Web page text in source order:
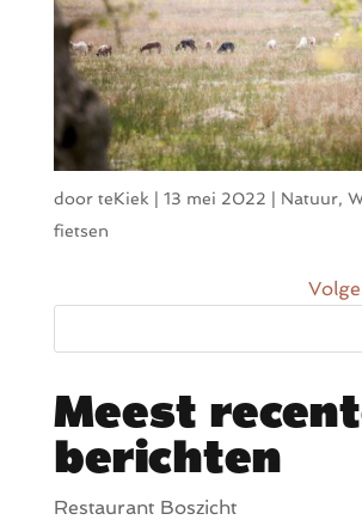
door teKiek 13 mei 2022 Natuur,
fietsen
Meest
berichten
Restaurant Boszicht